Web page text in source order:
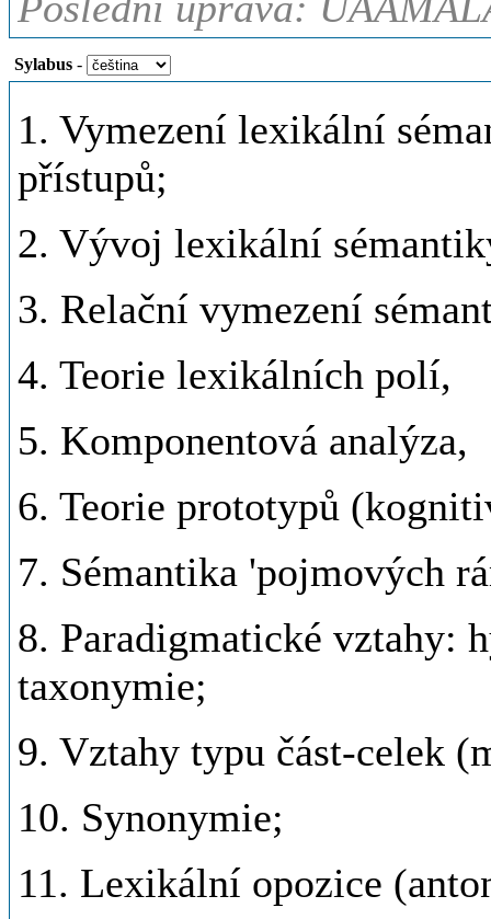
Sylabus -
1. Vymezení lexikální
přístupů;
2. Vývoj lexikální
3. Relační vymezení
4. Teorie lexikálních polí,
5. Komponentová analýza,
6. Teorie prototypů
7. Sémantika 'pojmových
8. Paradigmatické vztahy:
taxonymie;
9. Vztahy typu část-celek
10. Synonymie;
11. Lexikální opozice